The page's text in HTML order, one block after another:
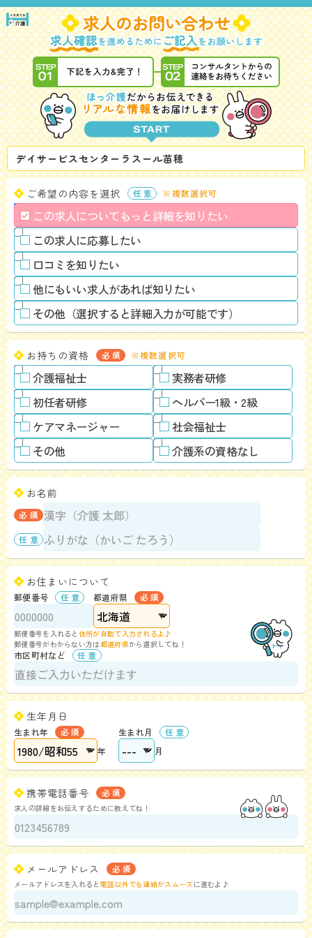
デイサービスセンターラスール苗穂
ご希望の内容を選択 ※複数選択可
この求人についてもっと詳細を知りたい
この求人に応募したい
口コミを知りたい
他にもいい求人があれば知りたい
その他（選択すると詳細入力が可能です）
お持ちの資格 ※複数選択可
介護福祉士
実務者研修
初任者研修
ヘルパー1級・2級
ケアマネージャー
社会福祉士
その他
介護系の資格なし
お名前
お住まいについて
郵便番号 都道府県
市区町村など
郵便番号を入れると 住所が自動で入力されるよ♪
郵便番号がわからない方は都道府県から選択してね！
生年月日
生まれ年
年
生まれ月
月
携帯電話番号
求人の詳細をお伝えするために教えてね！
メールアドレス
メールアドレスを入れると 電話以外でも連絡がスムーズに進むよ♪